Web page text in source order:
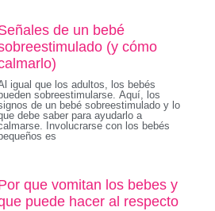
de un bebé
(y cómo
igual que los adultos, los bebés
sobreestimularse. Aquí, los
de un bebé sobreestimulado y lo
debe saber para ayudarlo a
Involucrarse con los bebés
es
que vomitan los bebes y
puede hacer al respecto